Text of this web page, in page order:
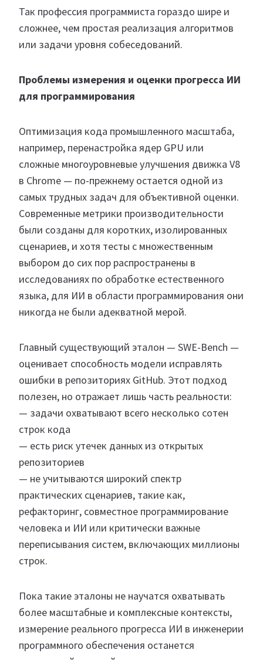
Так профессия программиста гораздо шире и
сложнее, чем простая реализация алгоритмов
или задачи уровня собеседований.
Проблемы измерения и оценки прогресса ИИ
для программирования
Оптимизация кода промышленного масштаба,
например, перенастройка ядер GPU или
сложные многоуровневые улучшения движка V8
в Chrome — по-прежнему остается одной из
самых трудных задач для объективной оценки.
Современные метрики производительности
были созданы для коротких, изолированных
сценариев, и хотя тесты с множественным
выбором до сих пор распространены в
исследованиях по обработке естественного
языка, для ИИ в области программирования они
никогда не были адекватной мерой.
Главный существующий эталон — SWE-Bench —
оценивает способность модели исправлять
ошибки в репозиториях GitHub. Этот подход
полезен, но отражает лишь часть реальности:
— задачи охватывают всего несколько сотен
строк кода
— есть риск утечек данных из открытых
репозиториев
— не учитываются широкий спектр
практических сценариев, такие как,
рефакторинг, совместное программирование
человека и ИИ или критически важные
переписывания систем, включающих миллионы
строк.
Пока такие эталоны не научатся охватывать
более масштабные и комплексные контексты,
измерение реального прогресса ИИ в инженерии
программного обеспечения останется